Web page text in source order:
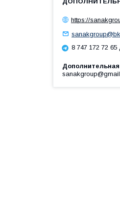
https://
8 747 172 72 65